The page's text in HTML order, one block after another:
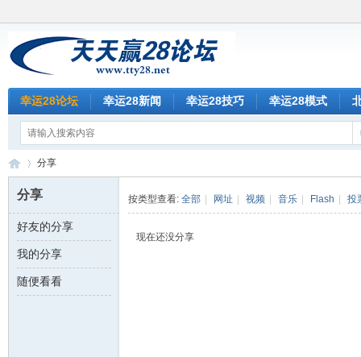
幸运28论坛 幸运28新闻 幸运28技巧 幸运28模式
天 ›
分享
分享
好友的分享
我的分享
随便看看
按类型查看: 全部 网址 视频 音乐 Flash 投
现在还没分享